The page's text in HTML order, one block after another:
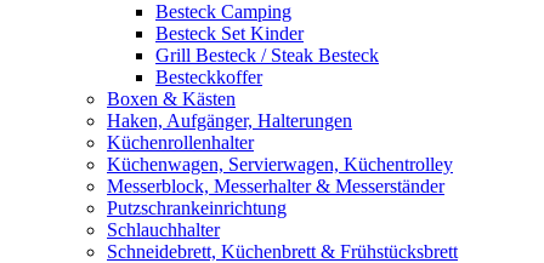
Besteck Camping
Besteck Set Kinder
Grill Besteck / Steak Besteck
Besteckkoffer
Boxen & Kästen
Haken, Aufgänger, Halterungen
Küchenrollenhalter
Küchenwagen, Servierwagen, Küchentrolley
Messerblock, Messerhalter & Messerständer
Putzschrankeinrichtung
Schlauchhalter
Schneidebrett, Küchenbrett & Frühstücksbrett